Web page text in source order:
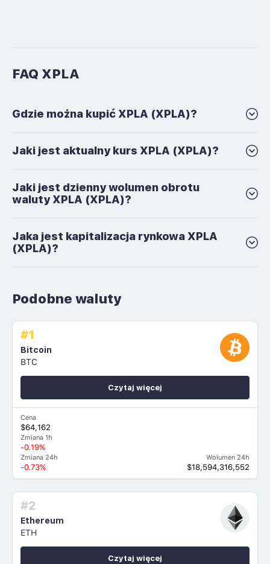
FAQ XPLA
Gdzie można kupić XPLA (XPLA)?
Jaki jest aktualny kurs XPLA (XPLA)?
Jaki jest dzienny wolumen obrotu
waluty XPLA (XPLA)?
Jaka jest kapitalizacja rynkowa XPLA
(XPLA)?
Podobne waluty
#1
Bitcoin
BTC
Cena
$64,162
Zmiana 1h
-0.19%
Zmiana 24h
-0.73%
Wolumen 24h
$18,594,316,552
Czytaj więcej
#2
Ethereum
ETH
Czytaj więcej